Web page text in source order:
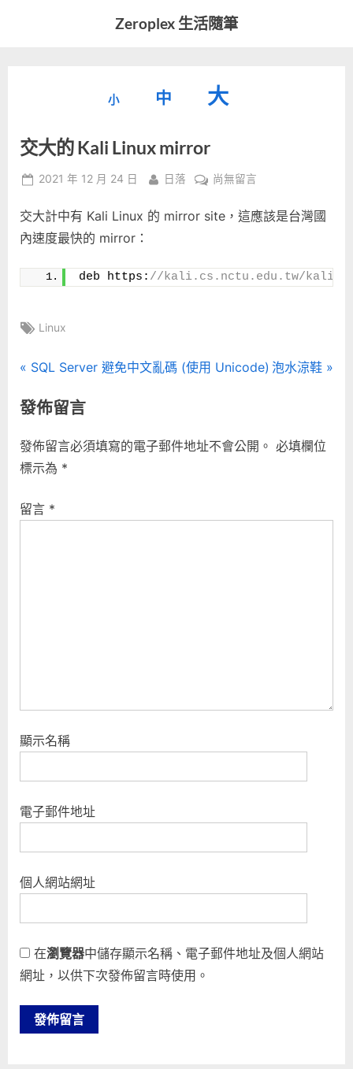
Zeroplex 生活隨筆
發
活
事
小
型
小。
中
重
字
型
大
字
型
小。
交大的 Kali Linux mirror
Posted
2021 年 12 月 24 日 By
日落
在
大
Linux
mirror〉
尚無留言
交大計中有 Kali Linux 的 mirror site，這應該是台灣國
內速度最快的 mirror：
deb https: //kali.cs.nctu.edu.tw/kali
Tags:
Linux
文
章
導
覽
P
e
i
o
s
SQL Server 避免中文亂碼 (使用 Unicode) N
P
t
泡水涼鞋
發佈留言
發佈留言必須填寫的電子郵件地址不會公開。 必填欄位
標示為 *
留言 *
顯示名稱
電子郵件地址
個人網站網址
在瀏覽器中儲存顯示名稱、電子郵件地址及個人網站
網址，以供下次發佈留言時使用。